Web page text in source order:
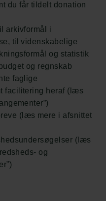
du får tildelt donation
arkivformål i
til videnskabelige
og statistik
og regnskab
faglige
facilitering heraf (læs
(læs mere i afsnittet
(læs
og